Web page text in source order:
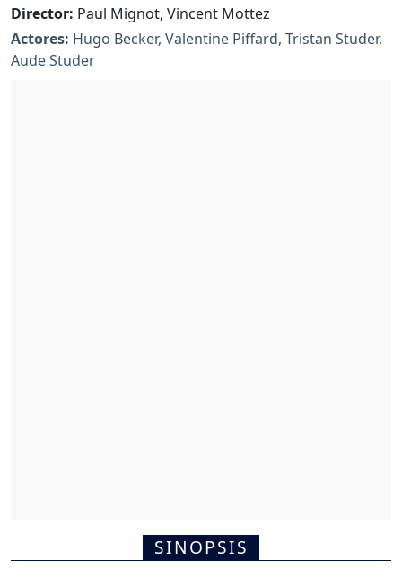
Director: Paul Mignot, Vincent Mottez
Actores: Hugo Becker, Valentine Piffard, Tristan Studer,
Aude Studer
SINOPSIS